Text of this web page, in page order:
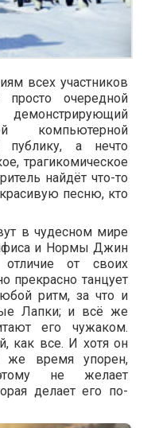
всех участников
просто очередной
компьютерной
а нечто
трагикомическое
найдёт что-то
песню, кто
в чудесном мире
и Нормы Джин
от своих
прекрасно танцует
ритм, за что и
Лапки; и всё же
его чужаком.
как все. И хотя он
время упорен,
не желает
делает его по-